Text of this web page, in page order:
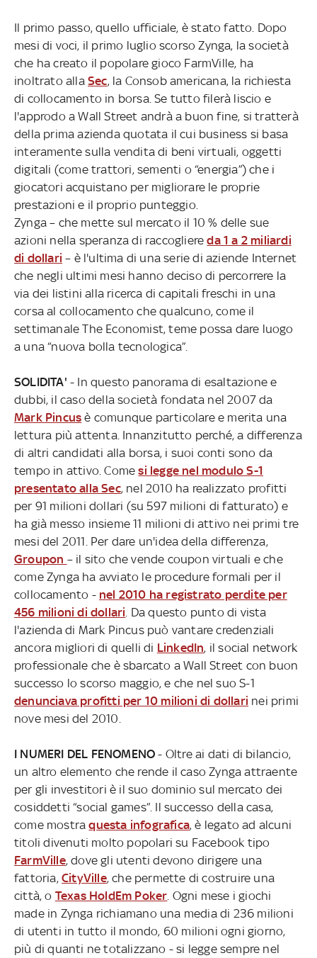
Il primo passo, quello ufficiale, è stato fatto. Dopo
mesi di voci, il primo luglio scorso Zynga, la società
che ha creato il popolare gioco FarmVille, ha
inoltrato alla Sec, la Consob americana, la richiesta
di collocamento in borsa. Se tutto filerà liscio e
l'approdo a Wall Street andrà a buon fine, si tratterà
della prima azienda quotata il cui business si basa
interamente sulla vendita di beni virtuali, oggetti
digitali (come trattori, sementi o “energia”) che i
giocatori acquistano per migliorare le proprie
prestazioni e il proprio punteggio.
Zynga – che mette sul mercato il 10 % delle sue
azioni nella speranza di raccogliereda 1 a 2 miliardi
di dollari – è l'ultima di una serie di aziende Internet
che negli ultimi mesi hanno deciso di percorrere la
via dei listini alla ricerca di capitali freschi in una
corsa al collocamento che qualcuno, come il
settimanale The Economist, teme possa dare luogo
a una “nuova bolla tecnologica”.
SOLIDITA' - In questo panorama di esaltazione e
dubbi, il caso della società fondata nel 2007 da
Mark Pincus è comunque particolare e merita una
lettura più attenta. Innanzitutto perché, a differenza
di altri candidati alla borsa, i suoi conti sono da
tempo in attivo. Comesi legge nel modulo S-1
presentato alla Sec, nel 2010 ha realizzato profitti
per 91 milioni dollari (su 597 milioni di fatturato) e
ha già messo insieme 11 milioni di attivo nei primi tre
mesi del 2011. Per dare un'idea della differenza,
Groupon – il sito che vende coupon virtuali e che
come Zynga ha avviato le procedure formali per il
collocamento - nel 2010 ha registrato perdite per
456 milioni di dollari . Da questo punto di vista
l'azienda di Mark Pincus può vantare credenziali
ancora migliori di quelli di LinkedIn, il social network
professionale che è sbarcato a Wall Street con buon
successo lo scorso maggio, e che nel suo S-1
denunciava profitti per 10 milioni di dollari nei primi
nove mesi del 2010.
I NUMERI DEL FENOMENO - Oltre ai dati di bilancio,
un altro elemento che rende il caso Zynga attraente
per gli investitori è il suo dominio sul mercato dei
cosiddetti “social games”. Il successo della casa,
come mostraquesta infografica, è legato ad alcuni
titoli divenuti molto popolari su Facebook tipo
FarmVille, dove gli utenti devono dirigere una
fattoria, CityVille, che permette di costruire una
città, o Texas HoldEm Poker . Ogni mese i giochi
made in Zynga richiamano una media di 236 milioni
di utenti in tutto il mondo, 60 milioni ogni giorno,
più di quanti ne totalizzano - si legge sempre nel